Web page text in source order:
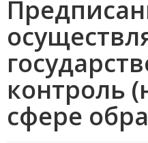
контроль
сфере